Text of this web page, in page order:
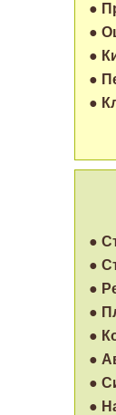
●
●
●
●
●
●
●
●
●
●
●
●
●